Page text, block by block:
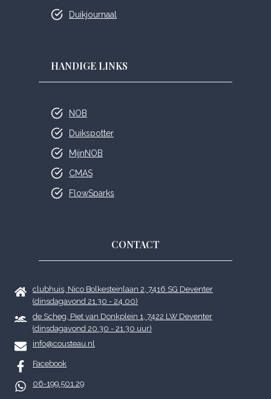
Duikjournaal
HANDIGE LINKS
NOB
Duikspotter
MijnNOB
CMAS
FlowSparks
CONTACT
clubhuis, Nico Bolkesteinlaan 2, 7416 SG Deventer
(dinsdagavond 21.30 - 24.00)
de Scheg, Piet van Donkplein 1, 7422 LW Deventer
(dinsdagavond 20.30 - 21.30 uur)
info@cousteau.nl
Facebook
06-199.501.29